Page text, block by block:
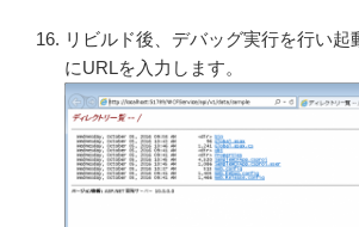
リビルド後、デバッグ実行を行い起
にURLを入力します。